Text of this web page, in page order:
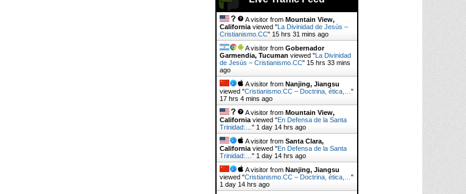
A visitor from Mountain View,
California viewed "La Divinidad de Jesús –
Cristianismo.CC" 15 hrs 31 mins ago
A visitor from Gobernador
Garmendia, Tucuman viewed "La Divinidad
de Jesús – Cristianismo.CC" 15 hrs 33 mins
ago
A visitor from Nanjing, Jiangsu
viewed "Cristianismo.CC – Doctrina, ética,… "
17 hrs 4 mins ago
A visitor from Mountain View,
California viewed "En Defensa de la Santa
Trinidad:… " 1 day 14 hrs ago
A visitor from Santa Clara,
California viewed "En Defensa de la Santa
Trinidad:… " 1 day 14 hrs ago
A visitor from Nanjing, Jiangsu
viewed "Cristianismo.CC – Doctrina, ética,… "
1 day 14 hrs ago